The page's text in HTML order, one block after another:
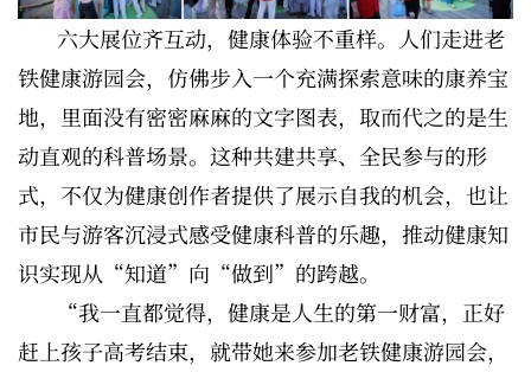
六大展位齐互动，健康体验不重样。人们走进老
铁健康游园会，仿佛步入一个充满探索意味的康养宝
地，里面没有密密麻麻的文字图表，取而代之的是生
动直观的科普场景。这种共建共享、全民参与的形
式，不仅为健康创作者提供了展示自我的机会，也让
市民与游客沉浸式感受健康科普的乐趣，推动健康知
识实现从“知道”向“做到”的跨越。
“我一直都觉得，健康是人生的第一财富，正好
赶上孩子高考结束，就带她来参加老铁健康游园会，